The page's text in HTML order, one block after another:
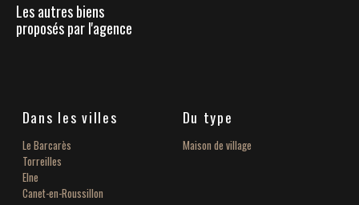
Les autres biens
proposés par l'agence
Dans les villes
Le Barcarès
Torreilles
Elne
Canet-en-Roussillon
Du type
Maison de village